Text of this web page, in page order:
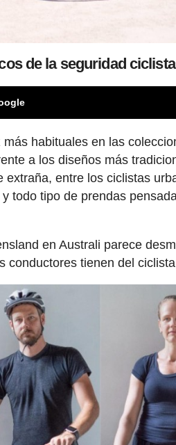
de la seguridad
habituales en las
a los diseños más
extraña, entre los ciclistas
todo tipo de prendas
en Australi parece
conductores tienen del